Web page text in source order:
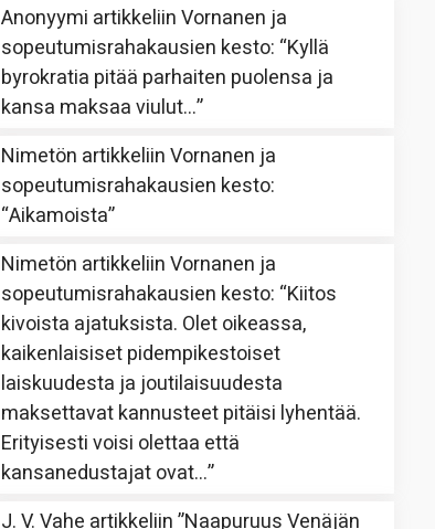
Anonyymi artikkeliinVornanen ja
sopeutumisrahakausien kesto: “Kyllä
byrokratia pitää parhaiten puolensa ja
kansa maksaa viulut…”
Nimetön artikkeliinVornanen ja
sopeutumisrahakausien kesto:
“Aikamoista”
Nimetön artikkeliinVornanen ja
sopeutumisrahakausien kesto: “Kiitos
kivoista ajatuksista. Olet oikeassa,
kaikenlaisiset pidempikestoiset
laiskuudesta ja joutilaisuudesta
maksettavat kannusteet pitäisi lyhentää.
Erityisesti voisi olettaa että
kansanedustajat ovat…”
J. V. Vahe artikkeliin”Naapuruus Venäjän